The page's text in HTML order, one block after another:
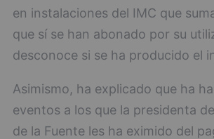
en instalaciones del IMC que
que sí se han abonado por su
desconoce si se ha producido el
Asimismo, ha explicado que ha
eventos a los que la presidenta
de la Fuente les ha eximido del